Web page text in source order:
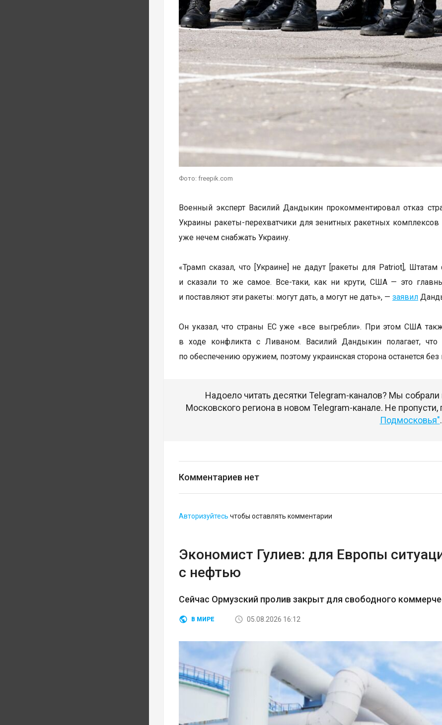
Фото: freepik.com
Военный эксперт Василий Дандыкин прокомментировал отказ
Украины ракеты-перехватчики для зенитных ракетных
уже нечем снабжать Украину.
«Трамп сказал, что [Украине] не дадут [ракеты для Patriot],
и сказали то же самое. Все-таки, как ни крути, США — это
и поставляют эти ракеты: могут дать, а могут не дать», — заявил
Он указал, что страны ЕС уже «все выгребли». При этом США
в ходе конфликта с Ливаном. Василий Дандыкин полагает,
по обеспечению оружием, поэтому украинская сторона останется
Надоело читать десятки Telegram-каналов? Мы
Московского региона в новом Telegram-канале. Не
Подмосковья".
Комментариев нет
Авторизуйтесь чтобы оставлять комментарии
Экономист Гулиев: для Европы
с нефтью
Сейчас Ормузский пролив закрыт для свободного
В МИРЕ 05.08.2026 16:12